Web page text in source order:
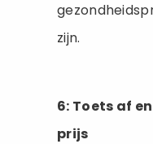
zijn.
6: Toets af
prijs